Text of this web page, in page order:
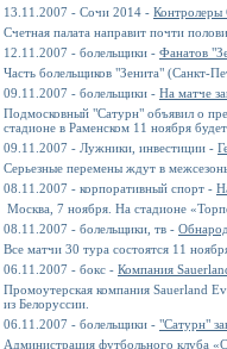
13.11.2007 - Сочи 2014 - Контролеры
Счетная палата направит почти
12.11.2007 - болельщики - Фанатов
Часть болельщиков "Зенита" (Санкт-
09.11.2007 - болельщики - На матче
Подмосковный "Сатурн" объявил о
стадионе в Раменском 11 ноября
09.11.2007 - Лужники, инвестиции -
Серьезные перемены ждут в
08.11.2007 - корпоративный спорт -
Москва, 7 ноября. На стадионе
08.11.2007 - болельщики, тв -
Все матчи 30 тура состоятся 11
06.11.2007 - бокс - Компания
Промоутерская компания Sauerland
из Белоруссии.
06.11.2007 - болельщики - "Сатурн"
Администрация футбольного клуба